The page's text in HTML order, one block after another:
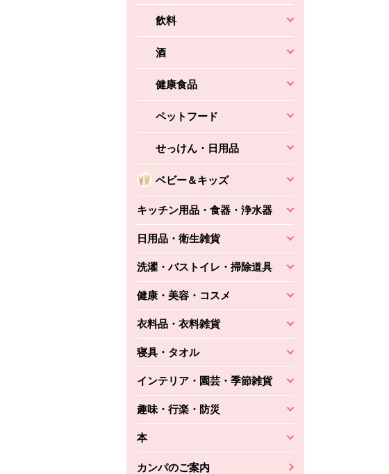
飲料
酒
健康食品
ペットフード
せっけん・日用品
ベビー＆キッズ
キッチン用品・食器・浄水器
日用品・衛生雑貨
洗濯・バストイレ・掃除道具
健康・美容・コスメ
衣料品・衣料雑貨
寝具・タオル
インテリア・園芸・季節雑貨
趣味・行楽・防災
本
カンパのご案内